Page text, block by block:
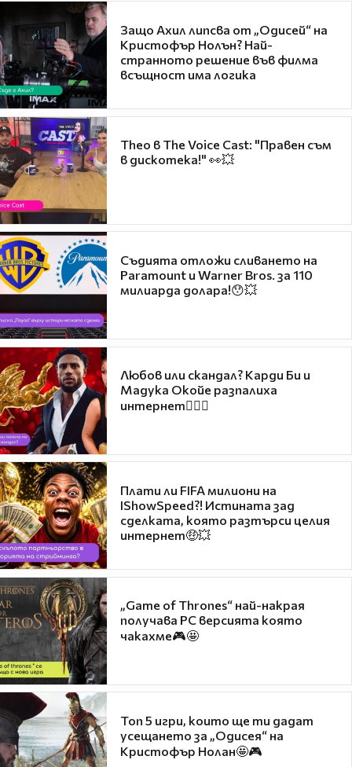
Защо Ахил липсва от „Одисей“ на
Кристофър Нолън? Най-
странното решение във филма
всъщност има логика
Theo в The Voice Cast: "Правен съм
в дискотека!" 👀💥
Съдията отложи сливането на
Paramount и Warner Bros. за 110
милиарда долара!😯💥
Любов или скандал? Карди Би и
Мадука Окойе разпалиха
интернет❤️‍🔥🔥
Плати ли FIFA милиони на
IShowSpeed?! Истината зад
сделката, която разтърси целия
интернет🤑💥
„Game of Thrones“ най-накрая
получава PC версията която
чакахме🎮🤩
Топ 5 игри, които ще ти дадат
усещането за „Одисея“ на
Кристофър Нолан🤩🎮